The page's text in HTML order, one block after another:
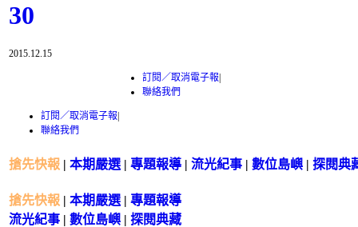
30
2015.12.15
訂閱／取消電子報|
聯絡我們
訂閱／取消電子報|
聯絡我們
搶先快報 | 本期嚴選 | 專題報導| 流光紀事 | 數位島嶼 | 探閱典
搶先快報 | 本期嚴選 | 專題報導
流光紀事 | 數位島嶼 | 探閱典藏